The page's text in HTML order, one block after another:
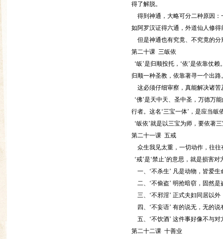
得了解脱。
得到神通，大略可分二种原因：
如阿罗汉证得六通，外道仙人修得
但是神通也有究竟、不究竟的分
第二十课 三皈依
‘皈’是归顺投托，‘依’是依靠仗
归顺一种圣教，依靠著寻一个出路
这必须仔细审察，真能解决诸苦
‘佛’是天中天、圣中圣，万德万
行者。这名‘三宝一体’，是应当皈
‘皈依’就是以三宝为师，要依著
第二十一课 五戒
众生我见太重，一切动作，往往
‘戒’是‘禁止’的意思，就是损害
一、‘不杀生’ 凡是动物，皆爱
二、‘不偷盗’ 明抢暗窃，固然
三、‘不邪淫’ 正式夫妇同居以
四、‘不妄语’ 有的说无，无的
五、‘不饮酒’ 这件事好像不与
第二十二课 十善业